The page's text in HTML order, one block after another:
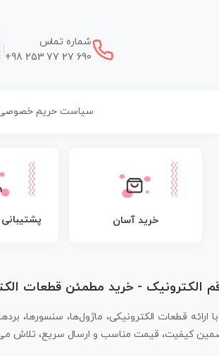
شماره تماس
+98 253 77 27 690
سیاست حریم
خرید آسان
قم الکترونیک - خرید مطمئن قطعات
ارائه قطعات الکترونیکی، ماژول‌ها، سنسورها،
کیفیت، قیمت مناسب و ارسال سریع، تلاش